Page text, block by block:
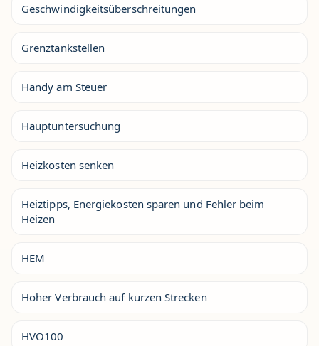
Geschwindigkeitsüberschreitungen
Grenztankstellen
Handy am Steuer
Hauptuntersuchung
Heizkosten senken
Heiztipps, Energiekosten sparen und Fehler beim
Heizen
HEM
Hoher Verbrauch auf kurzen Strecken
HVO100